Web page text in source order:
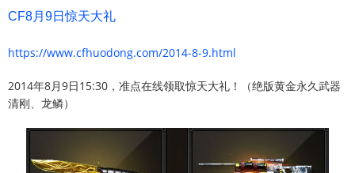
CF8月9日惊天大礼
https://www.cfhuodong.com/2014-8-9.html
2014年8月9日15:30，准点在线领取惊天大礼！（绝版黄金永久武器
清刚、龙鳞）